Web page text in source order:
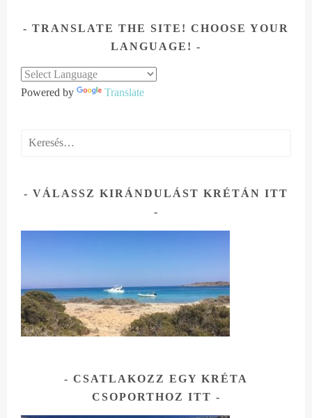
TRANSLATE THE SITE! CHOOSE YOUR
LANGUAGE!
Powered by Translate
Keresés:
VÁLASSZ KIRÁNDULÁST KRÉTÁN ITT
CSATLAKOZZ EGY KRÉTA
CSOPORTHOZ ITT